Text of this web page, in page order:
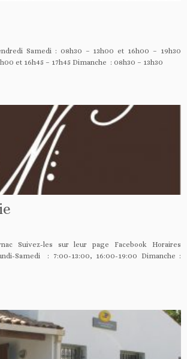
Samedi : 08h30 – 13h00 et 16h00 – 19h30
et 16h45 – 17h45 Dimanche : 08h30 – 13h30
Suivez-les sur leur page Facebook Horaires
Samedi : 7:00-13:00, 16:00-19:00 Dimanche :